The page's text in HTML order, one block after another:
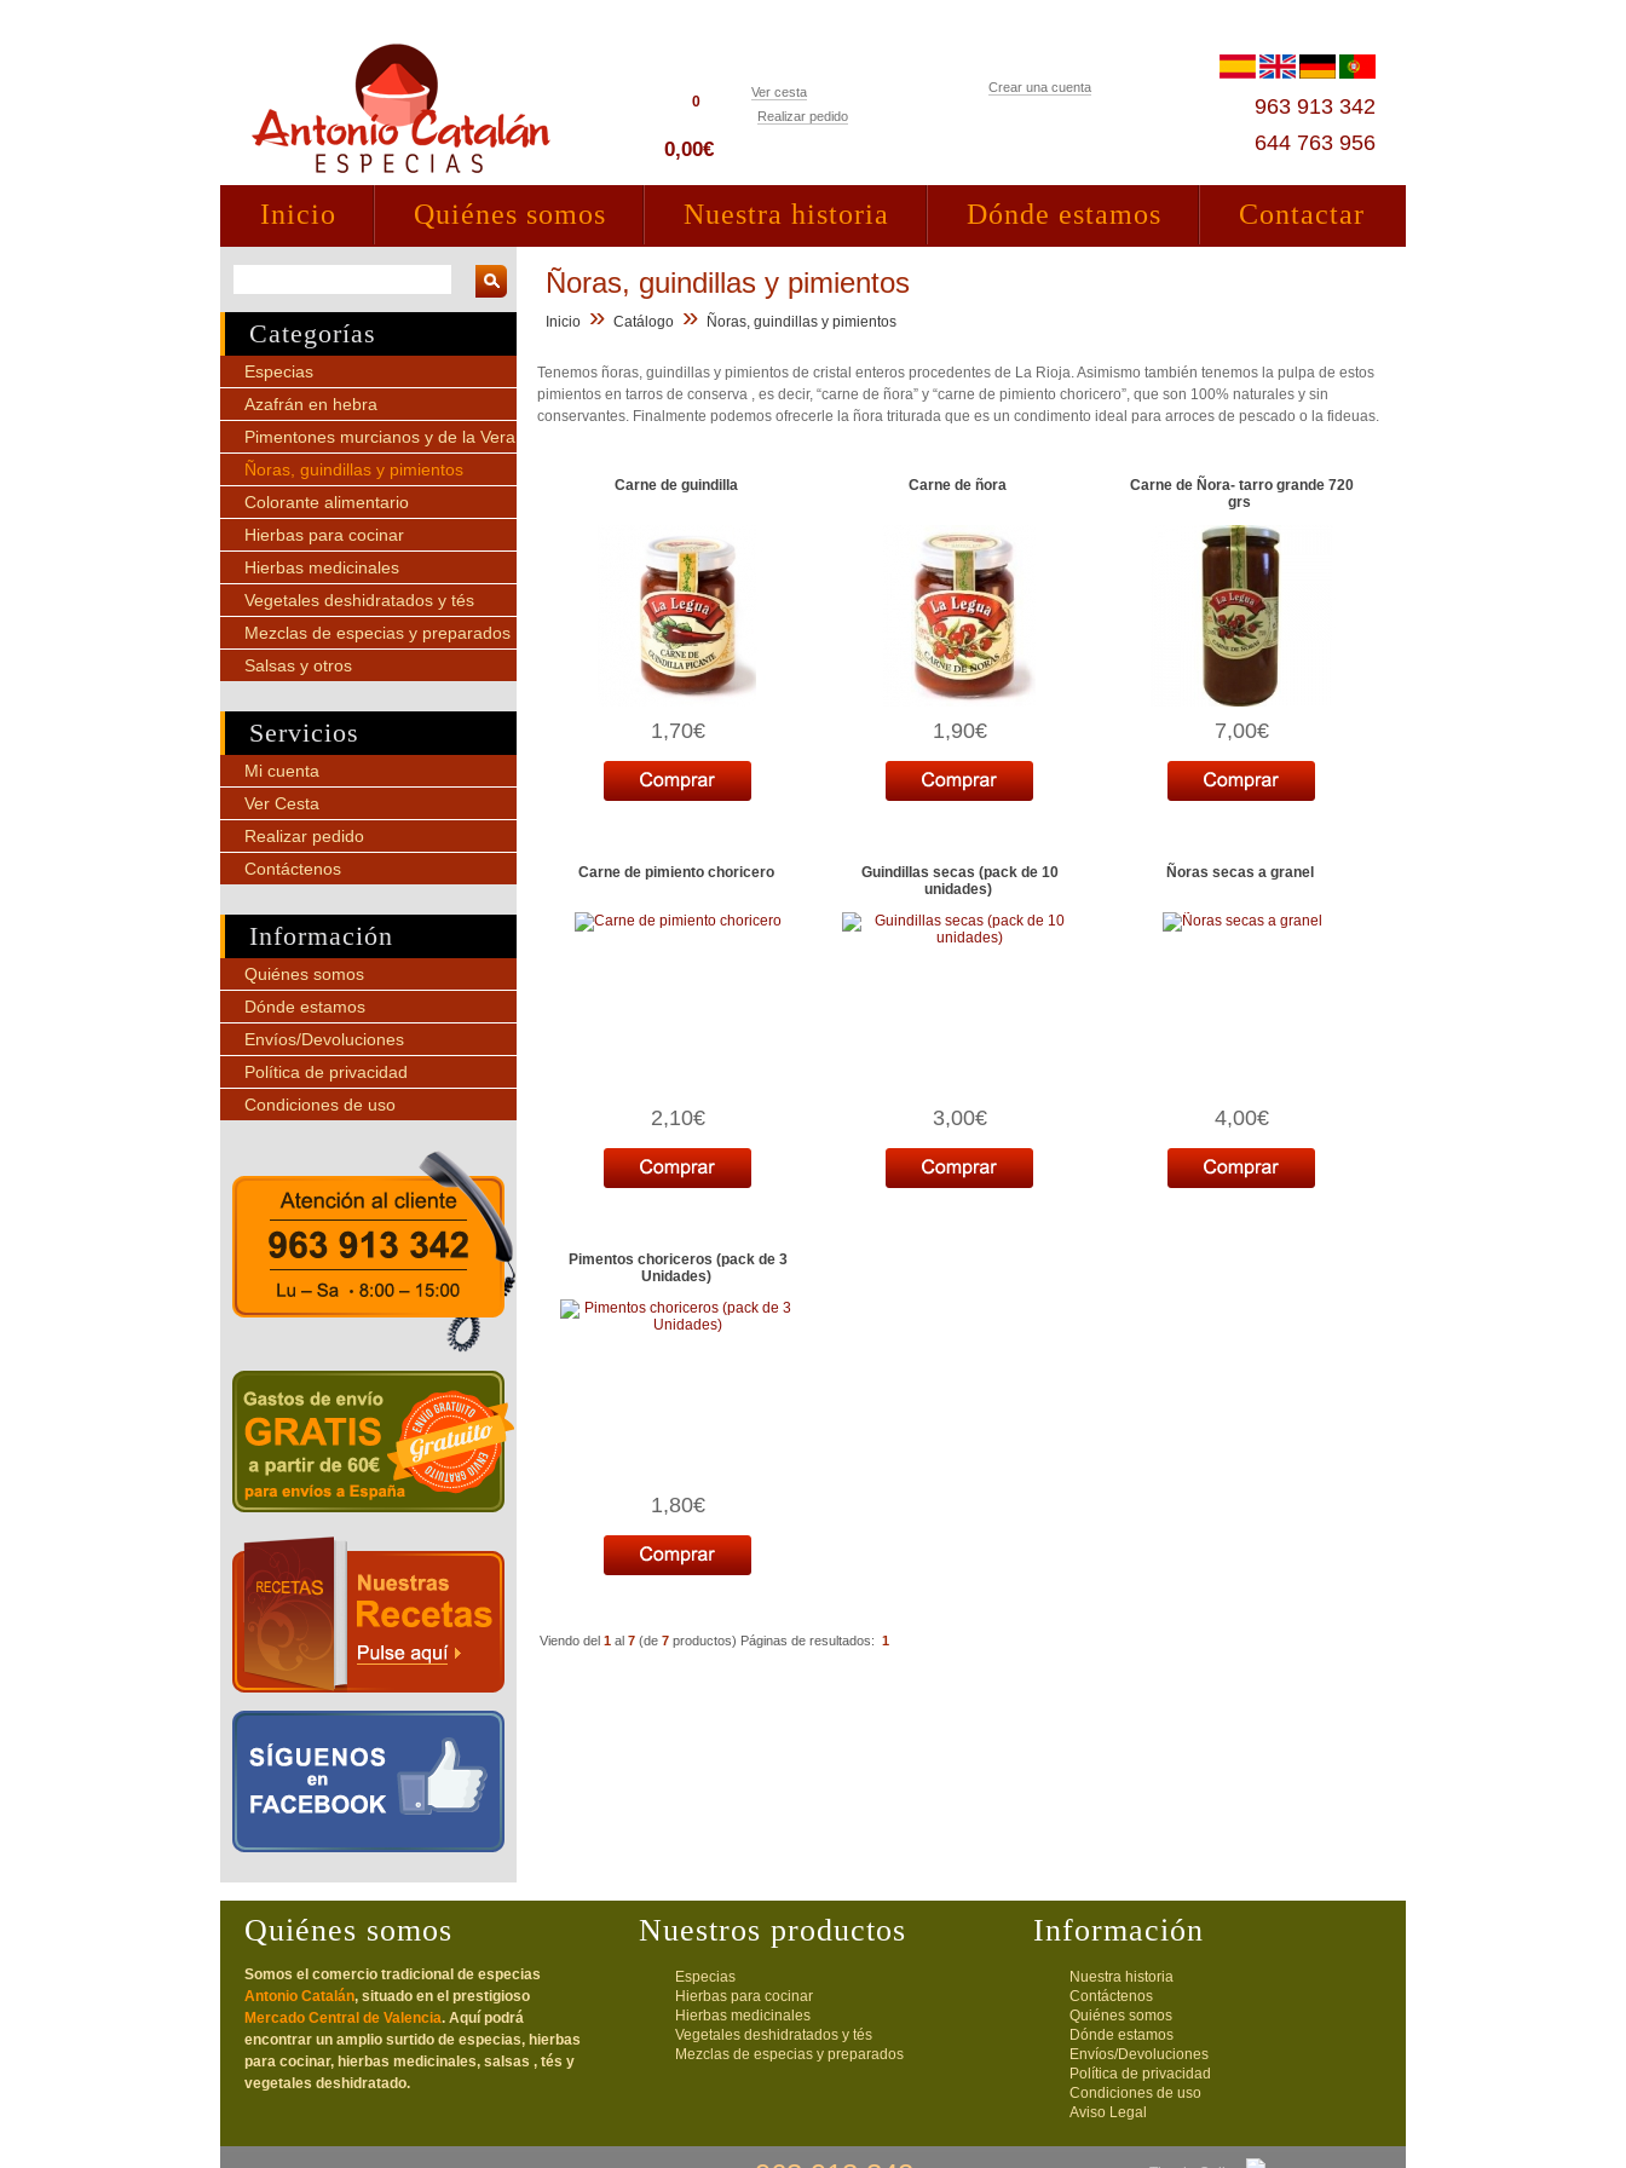
963 913 342
644 763 956
Crear una cuenta
0,00€
0
Ver cesta
Realizar pedido
Inicio Quiénes somos Nuestra historia Dónde estamos Contactar
Categorías
Especias
Azafrán en hebra
Pimentones murcianos y de la Vera
Ñoras, guindillas y pimientos
Colorante alimentario
Hierbas para cocinar
Hierbas medicinales
Vegetales deshidratados y tés
Mezclas de especias y preparados
Salsas y otros
Servicios
Mi cuenta
Ver Cesta
Realizar pedido
Contáctenos
Información
Quiénes somos
Dónde estamos
Envíos/Devoluciones
Política de privacidad
Condiciones de uso
Ñoras, guindillas y pimientos
Inicio »Catálogo » Ñoras, guindillas y pimientos
Tenemos ñoras, guindillas y pimientos de cristal enteros procedentes de La Rioja. Asimismo también tenemos la pulpa de estos
pimientos en tarros de conserva , es decir, “carne de ñora” y “carne de pimiento choricero”, que son 100% naturales y sin
conservantes. Finalmente podemos ofrecerle la ñora triturada que es un condimento ideal para arroces de pescado o la fideuas.
Carne de guindilla
1,70€
Carne de ñora
1,90€
Carne de Ñora- tarro grande 720
grs
7,00€
Carne de pimiento choricero
2,10€
Guindillas secas (pack de 10
unidades)
3,00€
Ñoras secas a granel
4,00€
Pimentos choriceros (pack de 3
Unidades)
1,80€
Viendo del1 al7 (de7 productos) Páginas de resultados:1
Quiénes somos
Somos el comercio tradicional de especias
Antonio Catalán, situado en el prestigioso
Mercado Central de Valencia. Aquí podrá
encontrar un amplio surtido de especias, hierbas
para cocinar, hierbas medicinales, salsas , tés y
vegetales deshidratado.
Nuestros productos
Especias
Hierbas para cocinar
Hierbas medicinales
Vegetales deshidratados y tés
Mezclas de especias y preparados
Información
Nuestra historia
Contáctenos
Quiénes somos
Dónde estamos
Envíos/Devoluciones
Política de privacidad
Condiciones de uso
Aviso Legal